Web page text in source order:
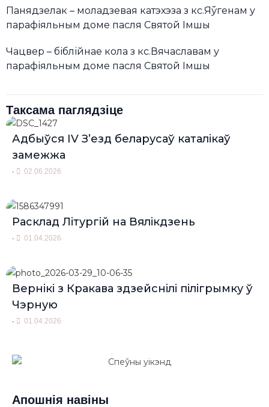
Панядзелак – моладзевая катэхэза з кс.Яўгенам у
парафіяльным доме пасля Святой Імшы
Чацвер – біблійнае кола з кс.Вячаславам у
парафіяльным доме пасля Святой Імшы
Таксама паглядзіце
Адбыўся IV З’езд беларусаў каталікаў
замежжа
• 02.06.2026
Расклад Літургій на Вялікдзень
• 01.04.2026
Вернікі з Кракава здзейснілі пілігрымку ў
Чэрную
• 01.04.2026
Апошнія навіны